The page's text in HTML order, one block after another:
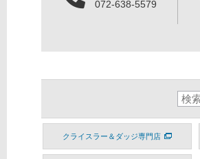
072-638-5579
クライスラー＆ダッジ専門店